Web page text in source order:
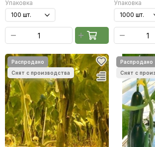
Упаковка
Упаковка